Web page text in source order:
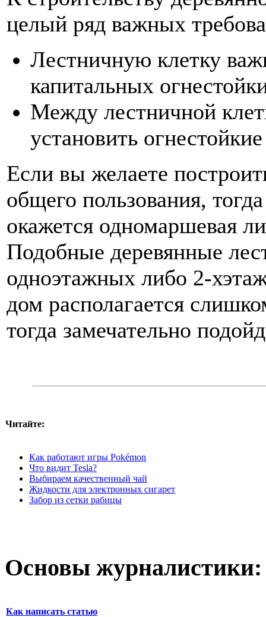
целый ряд важных
Лестничную клетку
капитальных
Между лестничной
установить
Если вы желаете
общего пользования,
окажется одномаршевая
Подобные деревянные
одноэтажных либо 2-
дом располагается
тогда замечательно
Читайте:
Как работают игры Pokémon
Что видит Tesla?
Выбираем качественный чай
Жидкости для электронных сигарет
Забор из сетки рабицы
Основы журналистики:
Как написать статью